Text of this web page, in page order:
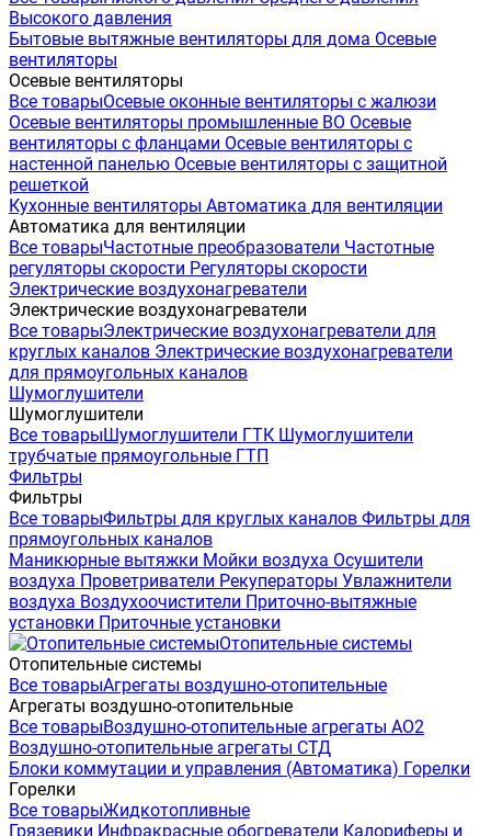
Высокого давления
Бытовые вытяжные вентиляторы для дома Осевые
вентиляторы
Осевые вентиляторы
Все товарыОсевые оконные вентиляторы с жалюзи
Осевые вентиляторы промышленные ВО Осевые
вентиляторы с фланцами Осевые вентиляторы с
настенной панелью Осевые вентиляторы с защитной
решеткой
Кухонные вентиляторы Автоматика для вентиляции
Автоматика для вентиляции
Все товарыЧастотные преобразователи Частотные
регуляторы скорости Регуляторы скорости
Электрические воздухонагреватели
Электрические воздухонагреватели
Все товарыЭлектрические воздухонагреватели для
круглых каналов Электрические воздухонагреватели
для прямоугольных каналов
Шумоглушители
Шумоглушители
Все товарыШумоглушители ГТК Шумоглушители
трубчатые прямоугольные ГТП
Фильтры
Фильтры
Все товарыФильтры для круглых каналов Фильтры для
прямоугольных каналов
Маникюрные вытяжки Мойки воздуха Осушители
воздуха Проветриватели Рекуператоры Увлажнители
воздуха Воздухоочистители Приточно-вытяжные
установки Приточные установки
Отопительные системы
Отопительные системы
Все товарыАгрегаты воздушно-отопительные
Агрегаты воздушно-отопительные
Все товарыВоздушно-отопительные агрегаты АО2
Воздушно-отопительные агрегаты СТД
Блоки коммутации и управления (Автоматика) Горелки
Горелки
Все товарыЖидкотопливные
Грязевики Инфракрасные обогреватели Калориферы и